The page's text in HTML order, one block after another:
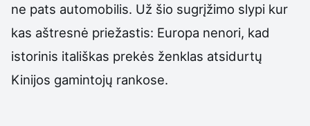
ne pats automobilis. Už šio sugrįžimo slypi kur
kas aštresnė priežastis: Europa nenori, kad
istorinis itališkas prekės ženklas atsidurtų
Kinijos gamintojų rankose.